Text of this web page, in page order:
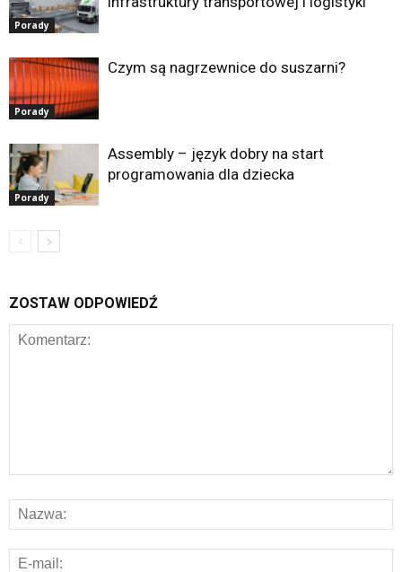
Porady
Porady
Czym są nagrzewnice do suszarni?
Porady
Assembly – język dobry na start
programowania dla dziecka
ZOSTAW ODPOWIEDŹ